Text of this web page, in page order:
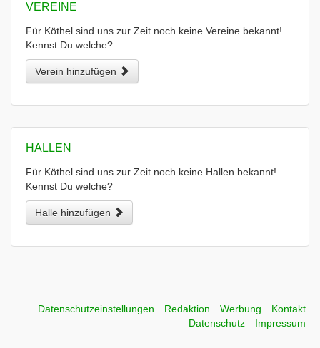
VEREINE
Für Köthel sind uns zur Zeit noch keine Vereine bekannt!
Kennst Du welche?
Verein hinzufügen
HALLEN
Für Köthel sind uns zur Zeit noch keine Hallen bekannt!
Kennst Du welche?
Halle hinzufügen
Datenschutzeinstellungen Redaktion Werbung
Kontakt
Datenschutz
Impressum